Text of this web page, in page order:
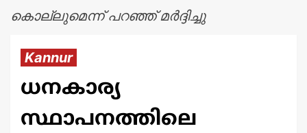
കൊല്ലുമെന്ന് പറഞ്ഞ് മർദ്ദിച്ചു
Kannur
ധനകാര്യ
സ്ഥാപനത്തിലെ